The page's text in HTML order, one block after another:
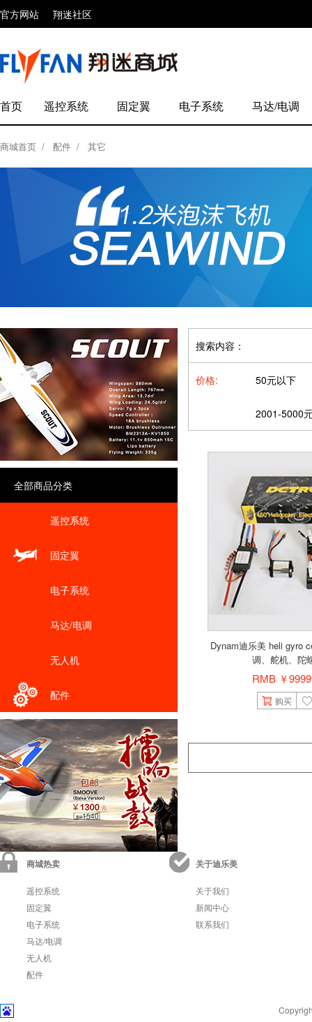
官方网站 翔迷社区
首页 遥控系统 固定翼 电子系统 马达/电调
商城首页 / 配件 / 其它
全部商品分类
遥控系统
固定翼
电子系统
马达/电调
无人机
配件
搜索内容：
价格: 50元以下
2001-5000
Dynam迪乐美 heli gyro
调、舵机、陀
RMB ￥
购买
商城热卖
遥控系统
固定翼
电子系统
马达/电调
无人机
配件
关于迪乐美
关于我们
新闻中心
联系我们